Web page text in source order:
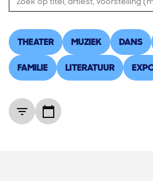
THEATER MUZIEK DANS
FAMILIE LITERATUUR